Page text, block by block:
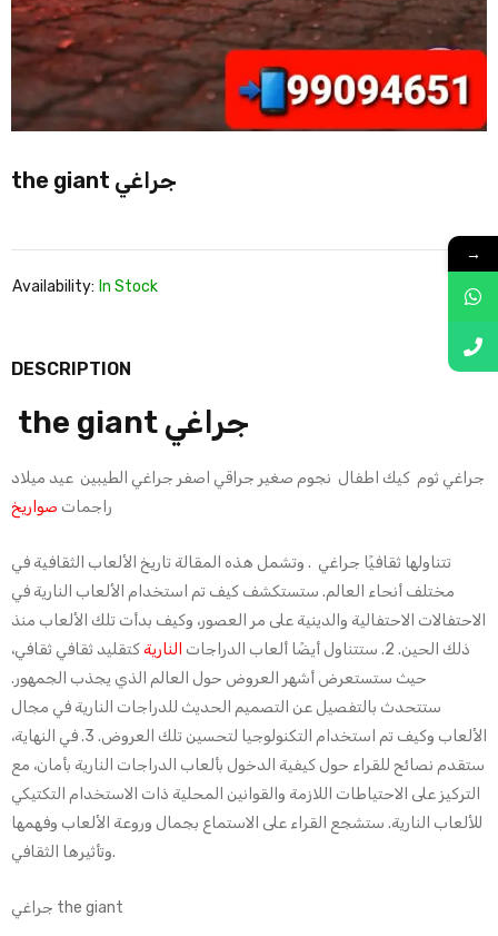
the giant جراغي
Availability: In Stock
DESCRIPTION
the giant جراغي
جراغي ثوم كيك اطفال نجوم صغير جراقي اصفر جراغي الطيبين عيد ميلاد
راجمات صواريخ
تتناولها ثقافيًا جراغي . وتشمل هذه المقالة تاريخ الألعاب الثقافية في
مختلف أنحاء العالم. ستستكشف كيف تم استخدام الألعاب النارية في
الاحتفالات الاحتفالية والدينية على مر العصور، وكيف بدأت تلك الألعاب منذ
ذلك الحين. 2. ستتناول أيضًا ألعاب الدراجات
الناريةكتقليد ثقافي ثقافي،
حيث ستستعرض أشهر العروض حول العالم الذي يجذب الجمهور.
ستتحدث بالتفصيل عن التصميم الحديث للدراجات النارية في مجال
الألعاب وكيف تم استخدام التكنولوجيا لتحسين تلك العروض. 3. في النهاية،
ستقدم نصائح للقراء حول كيفية الدخول بألعاب الدراجات النارية بأمان، مع
التركيز على الاحتياطات اللازمة والقوانين المحلية ذات الاستخدام التكتيكي
للألعاب النارية. ستشجع القراء على الاستماع بجمال وروعة الألعاب وفهمها
وتأثيرها الثقافي.
جراغي the giant
→